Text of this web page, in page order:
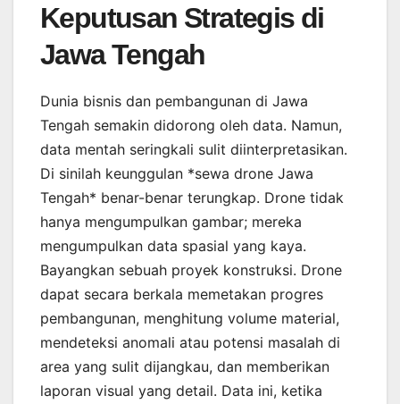
Keputusan Strategis di
Jawa Tengah
Dunia bisnis dan pembangunan di Jawa
Tengah semakin didorong oleh data. Namun,
data mentah seringkali sulit diinterpretasikan.
Di sinilah keunggulan *sewa drone Jawa
Tengah* benar-benar terungkap. Drone tidak
hanya mengumpulkan gambar; mereka
mengumpulkan data spasial yang kaya.
Bayangkan sebuah proyek konstruksi. Drone
dapat secara berkala memetakan progres
pembangunan, menghitung volume material,
mendeteksi anomali atau potensi masalah di
area yang sulit dijangkau, dan memberikan
laporan visual yang detail. Data ini, ketika